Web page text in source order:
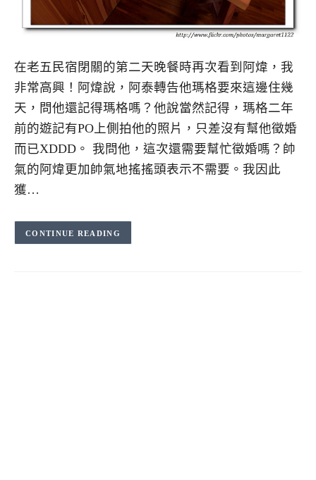
在老五民宿閉關的第二天晚餐時再次看到阿煒，我
非常高興！阿煒說，阿泰轉告他瑪格要來這邊住幾
天，問他還記得瑪格嗎？他說當然記得，瑪格二年
前的遊記有PO上側拍他的照片，只差沒有幫他徵婚
而已XDDD。 我問他，這次還需要幫忙徵婚嗎？帥
氣的阿煒更加帥氣地搖搖頭表示不需要。我因此
獲…
CONTINUE READING